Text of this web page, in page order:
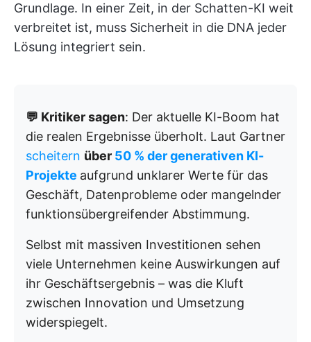
Grundlage. In einer Zeit, in der Schatten-KI weit
verbreitet ist, muss Sicherheit in die DNA jeder
Lösung integriert sein.
💬 Kritiker sagen: Der aktuelle KI-Boom hat
die realen Ergebnisse überholt. Laut Gartner
scheitern über 50 % der generativen KI-
Projekte aufgrund unklarer Werte für das
Geschäft, Datenprobleme oder mangelnder
funktionsübergreifender Abstimmung.
Selbst mit massiven Investitionen sehen
viele Unternehmen keine Auswirkungen auf
ihr Geschäftsergebnis – was die Kluft
zwischen Innovation und Umsetzung
widerspiegelt.